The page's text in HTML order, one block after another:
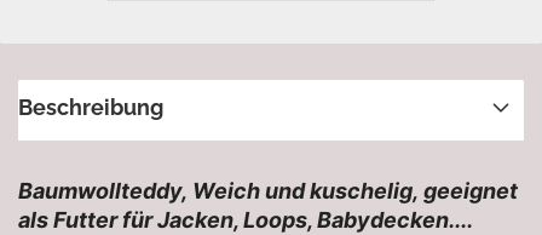
Beschreibung
Baumwollteddy, Weich und kuschelig, geeignet
als Futter für Jacken, Loops, Babydecken....